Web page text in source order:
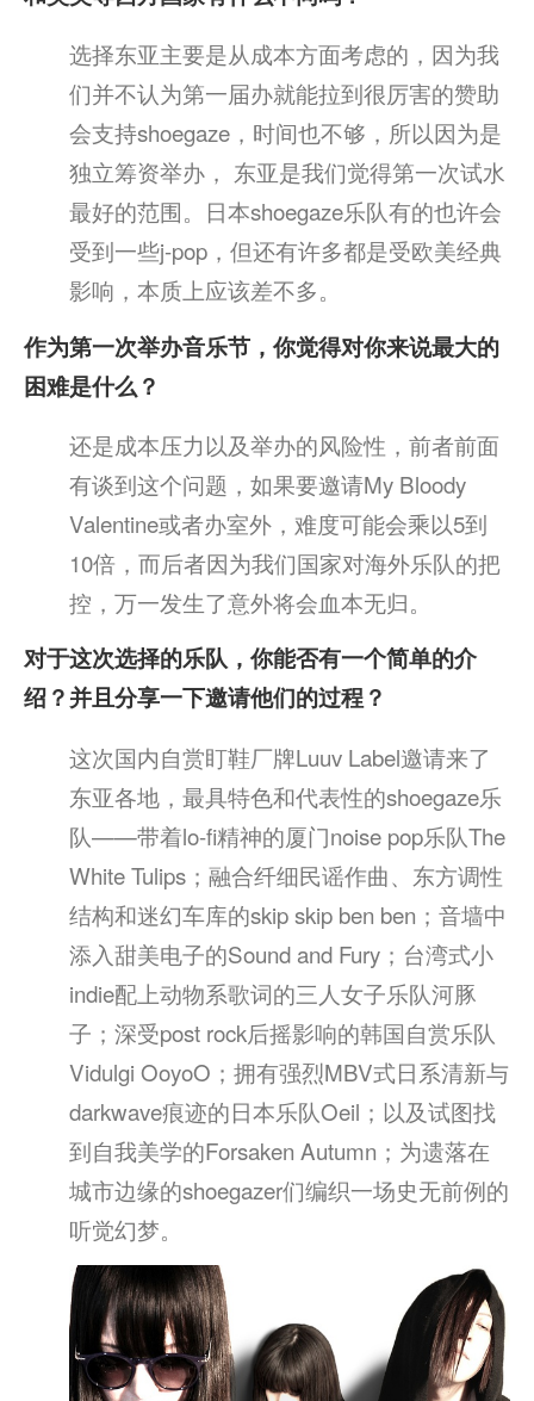
选择东亚主要是从成本方面考虑的，因为我
们并不认为第一届办就能拉到很厉害的赞助
会支持shoegaze，时间也不够，所以因为是
独立筹资举办， 东亚是我们觉得第一次试水
最好的范围。日本shoegaze乐队有的也许会
受到一些j-pop，但还有许多都是受欧美经典
影响，本质上应该差不多。
作为第一次举办音乐节，你觉得对你来说最大的
困难是什么？
还是成本压力以及举办的风险性，前者前面
有谈到这个问题，如果要邀请My Bloody
Valentine或者办室外，难度可能会乘以5到
10倍，而后者因为我们国家对海外乐队的把
控，万一发生了意外将会血本无归。
对于这次选择的乐队，你能否有一个简单的介
绍？并且分享一下邀请他们的过程？
这次国内自赏盯鞋厂牌Luuv Label邀请来了
东亚各地，最具特色和代表性的shoegaze乐
队——带着lo-fi精神的厦门noise pop乐队The
White Tulips；融合纤细民谣作曲、东方调性
结构和迷幻车库的skip skip ben ben；音墙中
添入甜美电子的Sound and Fury；台湾式小
indie配上动物系歌词的三人女子乐队河豚
子；深受post rock后摇影响的韩国自赏乐队
Vidulgi OoyoO；拥有强烈MBV式日系清新与
darkwave痕迹的日本乐队Oeil；以及试图找
到自我美学的Forsaken Autumn；为遗落在
城市边缘的shoegazer们编织一场史无前例的
听觉幻梦。